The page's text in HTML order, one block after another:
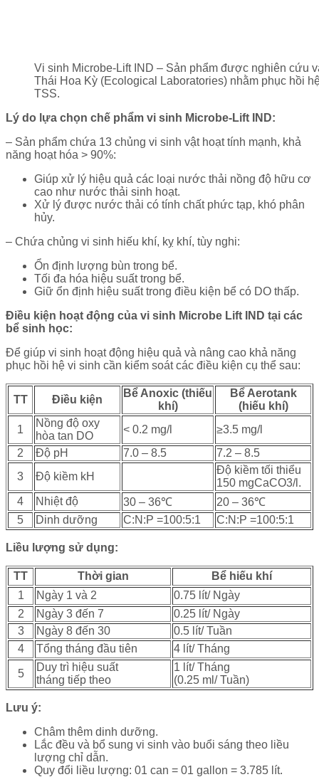
Vi sinh Microbe-Lift IND – Sản phẩm được nghiên cứu
Thái Hoa Kỳ (Ecological Laboratories) nhằm phục hồi
TSS.
Lý do lựa chọn chế phẩm vi sinh Microbe-Lift IND:
– Sản phẩm chứa 13 chủng vi sinh vật hoạt tính mạnh, khả
năng hoạt hóa > 90%:
Giúp xử lý hiệu quả các loại nước thải nồng độ hữu cơ
cao như nước thải sinh hoạt.
Xử lý được nước thải có tính chất phức tạp, khó phân
hủy.
– Chứa chủng vi sinh hiếu khí, kỵ khí, tùy nghi:
Ổn định lượng bùn trong bể.
Tối đa hóa hiệu suất trong bể.
Giữ ổn định hiệu suất trong điều kiện bể có DO thấp.
Điều kiện hoạt động của vi sinh Microbe Lift IND tại các
bể sinh học:
Để giúp vi sinh hoạt động hiệu quả và nâng cao khả năng
phục hồi hệ vi sinh cần kiểm soát các điều kiện cụ thể sau:
TT Điều kiện
Bể Anoxic (thiếu
khí)
Bể Aerotank
(hiếu khí)
1
Nồng độ oxy
hòa tan DO
< 0.2 mg/l
≥3.5 mg/l
2
Độ pH 7.0 – 8.5
7.2 – 8.5
3
Độ kiềm kH
Độ kiềm tối thiểu
150 mgCaCO3/l.
4
Nhiệt độ 30 – 36℃
20 – 36℃
5
Dinh dưỡng C:N:P =100:5:1 C:N:P =100:5:1
Liều lượng sử dụng:
TT Thời gian
Bể hiếu khí
1
Ngày 1 và 2
0.75 lít/ Ngày
2
Ngày 3 đến 7
0.25 lít/ Ngày
3
Ngày 8 đến 30
0.5 lít/ Tuần
4
Tổng tháng đầu tiên 4 lít/ Tháng
5
Duy trì hiệu suất
tháng tiếp theo
1 lít/ Tháng
(0.25 ml/ Tuần)
Lưu ý:
Châm thêm dinh dưỡng.
Lắc đều và bổ sung vi sinh vào buổi sáng theo liều
lượng chỉ dẫn.
Quy đổi liều lượng: 01 can = 01 gallon = 3.785 lít.